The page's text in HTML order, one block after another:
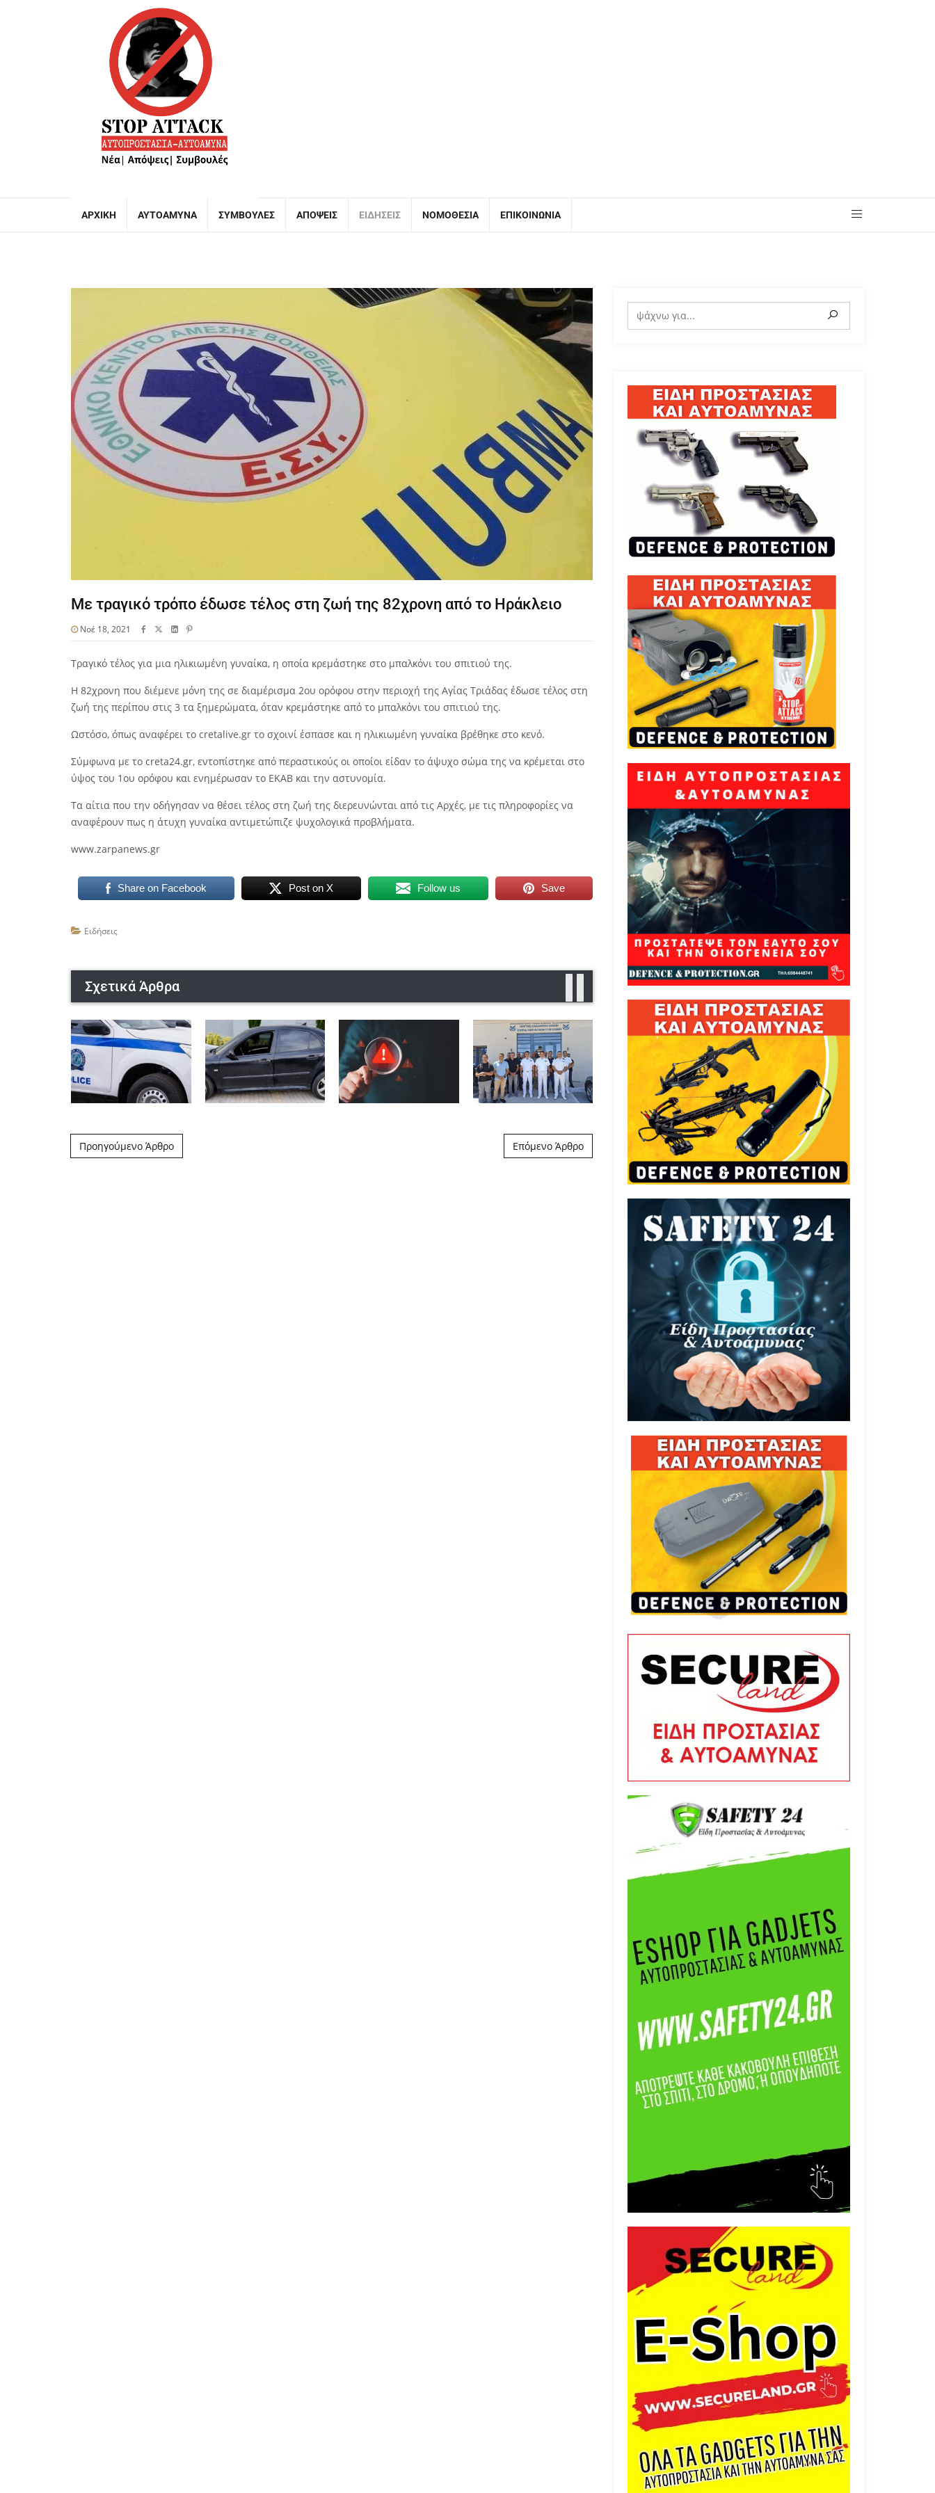
ΑΡΧΙΚΉ ΑΥΤΟΆΜΥΝΑ ΣΥΜΒΟΥΛΈΣ ΑΠΌΨΕΙΣ ΕΙΔΉΣΕΙΣ ΝΟΜΟΘΕΣΊΑ ΕΠΙΚΟΙΝΩΝΊΑ
Με τραγικό τρόπο έδωσε τέλος στη ζωή της 82χρονη από το Ηράκλειο
Νοέ 18, 2021
Τραγικό τέλος για μια ηλικιωμένη γυναίκα, η οποία κρεμάστηκε στο μπαλκόνι του σπιτιού της.
H 82χρονη που διέμενε μόνη της σε διαμέρισμα 2ου ορόφου στην περιοχή της Αγίας Τριάδας έδωσε τέλος στη
ζωή της περίπου στις 3 τα ξημερώματα, όταν κρεμάστηκε από το μπαλκόνι του σπιτιού της.
Ωστόσο, όπως αναφέρει το cretalive.gr το σχοινί έσπασε και η ηλικιωμένη γυναίκα βρέθηκε στο κενό.
Σύμφωνα με το creta24.gr, εντοπίστηκε από περαστικούς οι οποίοι είδαν το άψυχο σώμα της να κρέμεται στο
ύψος του 1ου ορόφου και ενημέρωσαν το ΕΚΑΒ και την αστυνομία.
Τα αίτια που την οδήγησαν να θέσει τέλος στη ζωή της διερευνώνται από τις Αρχές, με τις πληροφορίες να
αναφέρουν πως η άτυχη γυναίκα αντιμετώπιζε ψυχολογικά προβλήματα.
www.zarpanews.gr
Share on Facebook Post on X Follow us Save
Ειδήσεις
Σχετικά Άρθρα
Post navigation
Προηγούμενο Άρθρο Επόμενο Άρθρο